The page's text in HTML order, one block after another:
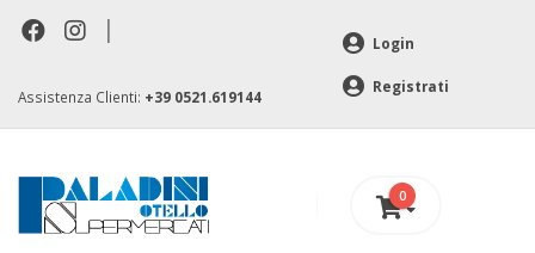
|
Assistenza Clienti: +39 0521.619144
Login
Registrati
0